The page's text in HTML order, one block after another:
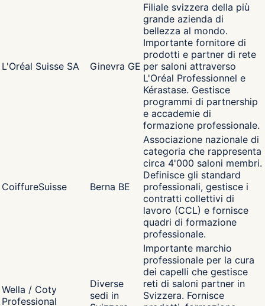
L'Oréal Suisse SA Ginevra GE
Filiale svizzera della più
grande azienda di
bellezza al mondo.
Importante fornitore di
prodotti e partner di rete
per saloni attraverso
L'Oréal Professionnel e
Kérastase. Gestisce
programmi di partnership
e accademie di
formazione professionale.
CoiffureSuisse Berna BE
Associazione nazionale di
categoria che rappresenta
circa 4'000 saloni membri.
Definisce gli standard
professionali, gestisce i
contratti collettivi di
lavoro (CCL) e fornisce
quadri di formazione
professionale.
Wella / Coty
Professional
Diverse
sedi in
Importante marchio
professionale per la cura
dei capelli che gestisce
reti di saloni partner in
Svizzera. Fornisce